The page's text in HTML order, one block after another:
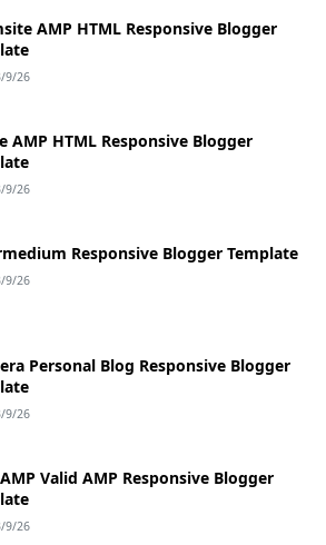
AMP HTML Responsive Blogger
9/26
AMP HTML Responsive Blogger
9/26
Responsive Blogger Template
9/26
Personal Blog Responsive Blogger
9/26
Valid AMP Responsive Blogger
9/26